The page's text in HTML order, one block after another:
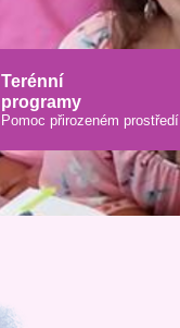
Terénní
programy
Pomoc přirozeném prostředí